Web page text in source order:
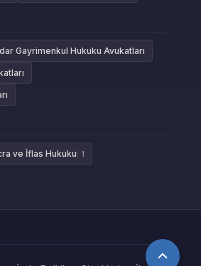
Gayrimenkul Hukuku Avukatları
ve İflas Hukuku 1